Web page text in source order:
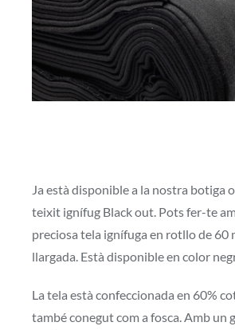
Ja està disponible a la nostra botiga
teixit ignífug Black out. Pots fer-te
preciosa tela ignífuga en rotllo de 60
llargada. Està disponible en color
La tela està confeccionada en 60%
també conegut com a fosca. Amb un